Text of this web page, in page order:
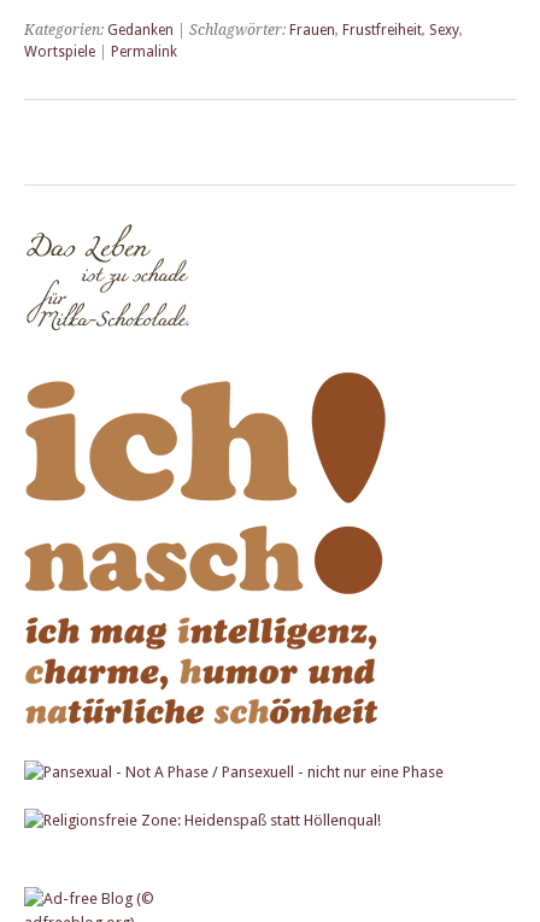
Kategorien: Gedanken | Schlagwörter: Frauen, Frustfreiheit, Sexy,
Wortspiele
Permalink